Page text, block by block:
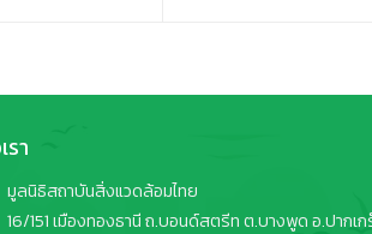
า
มูลนิธิสถาบันสิ่งแวดล้อมไทย
16/151 เมืองทองธานี ถ.บอนด์สตรีท ต.บางพูด อ.ปากเก